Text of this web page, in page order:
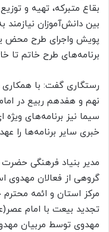
بقاع متبرکه، تهیه و
بین دانش‌آموزان
پویش واجرای طرح محض
برنامه‌های طرح خاتم تا
رستگاری گفت: با
نهم و هفدهم ربیع در
سیما نیز برنامه‌های
خبری سایر برنامه‌ها را
مدیر بنیاد فرهنگی
گروهی از فعالان مهدوی
مرکز استان و ائمه
تجدید بیعت با امام
مهدوی توسط مربیان